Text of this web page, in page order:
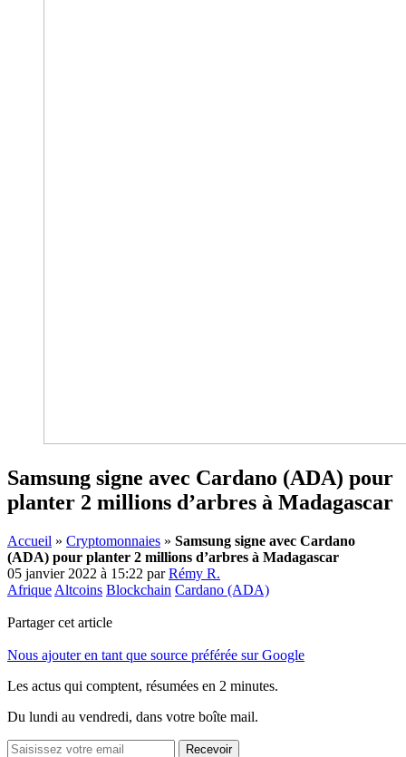
Samsung signe avec Cardano (ADA) pour
planter 2 millions d’arbres à Madagascar
Accueil » Cryptomonnaies » Samsung signe avec Cardano
(ADA) pour planter 2 millions d’arbres à Madagascar
05 janvier 2022 à 15:22 parRémy R.
Afrique Altcoins Blockchain Cardano (ADA)
Partager cet article
Nous ajouter en tant que source préférée sur Google
Les actus qui comptent, résumées en 2 minutes.
Du lundi au vendredi, dans votre boîte mail.
Recevoir